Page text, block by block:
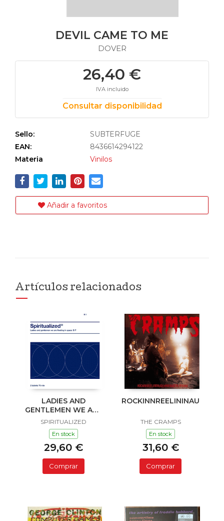
DEVIL CAME TO ME
DOVER
26,40 €
IVA incluido
Consultar disponibilidad
Sello:
SUBTERFUGE
EAN:
8436614294122
Materia
Vinilos
Añadir a favoritos
Artículos relacionados
LADIES AND
GENTLEMEN WE ARE
FLOATING IN SPACE
SPIRITUALIZED
En stock
29,60 €
Comprar
THE CRAMPS
En stock
31,60 €
Comprar